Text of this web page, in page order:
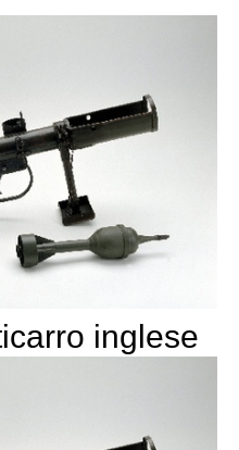
inglese